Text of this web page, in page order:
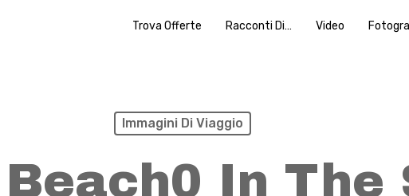
Trova Offerte Racconti Di… Video
Immagini Di Viaggio
In The